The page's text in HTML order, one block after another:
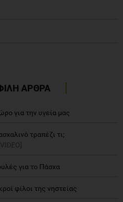
ΑΡΘΡΑ
για την υγεία μας
τραπέζι τι;
[VIDEO]
για το Πάσχα
φίλοι της νηστείας